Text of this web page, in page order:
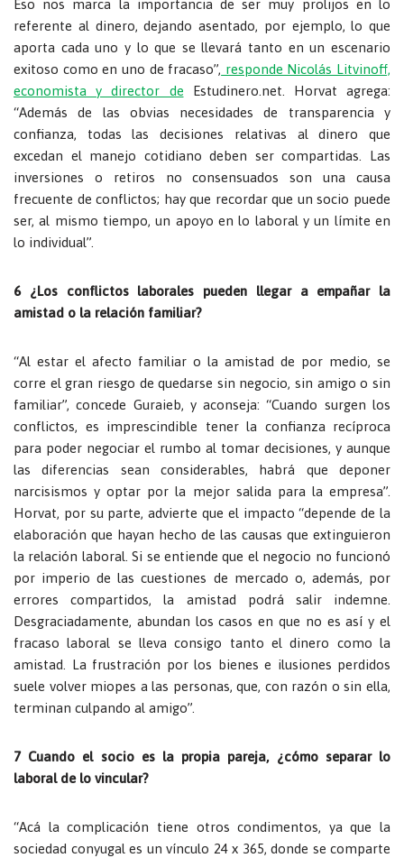
Eso nos marca la importancia de ser muy prolijos en lo
referente al dinero, dejando asentado, por ejemplo, lo que
aporta cada uno y lo que se llevará tanto en un escenario
exitoso como en uno de fracaso”, responde Nicolás Litvinoff,
economista y director de Estudinero.net. Horvat agrega:
“Además de las obvias necesidades de transparencia y
confianza, todas las decisiones relativas al dinero que
excedan el manejo cotidiano deben ser compartidas. Las
inversiones o retiros no consensuados son una causa
frecuente de conflictos; hay que recordar que un socio puede
ser, al mismo tiempo, un apoyo en lo laboral y un límite en
lo individual”.
6 ¿Los conflictos laborales pueden llegar a empañar la
amistad o la relación familiar?
“Al estar el afecto familiar o la amistad de por medio, se
corre el gran riesgo de quedarse sin negocio, sin amigo o sin
familiar”, concede Guraieb, y aconseja: “Cuando surgen los
conflictos, es imprescindible tener la confianza recíproca
para poder negociar el rumbo al tomar decisiones, y aunque
las diferencias sean considerables, habrá que deponer
narcisismos y optar por la mejor salida para la empresa”.
Horvat, por su parte, advierte que el impacto “depende de la
elaboración que hayan hecho de las causas que extinguieron
la relación laboral. Si se entiende que el negocio no funcionó
por imperio de las cuestiones de mercado o, además, por
errores compartidos, la amistad podrá salir indemne.
Desgraciadamente, abundan los casos en que no es así y el
fracaso laboral se lleva consigo tanto el dinero como la
amistad. La frustración por los bienes e ilusiones perdidos
suele volver miopes a las personas, que, con razón o sin ella,
terminan culpando al amigo”.
7 Cuando el socio es la propia pareja, ¿cómo separar lo
laboral de lo vincular?
“Acá la complicación tiene otros condimentos, ya que la
sociedad conyugal es un vínculo 24 x 365, donde se comparte